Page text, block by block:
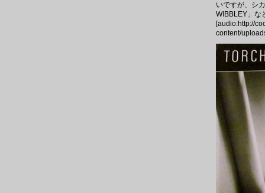
いですが、シ
WIBBLEY」な
[audio:http://
content/